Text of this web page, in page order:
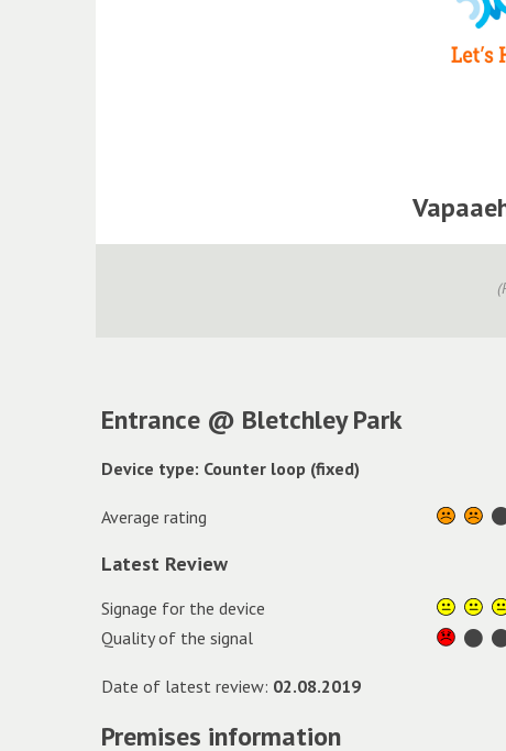
Entrance @ Bletchley Park
Device type: Counter loop (fixed)
Average rating
Latest Review
Signage for the device
Quality of the signal
Date of latest review: 02.08.2019
Premises information